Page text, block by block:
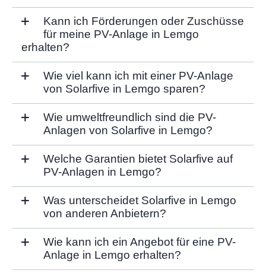
Kann ich Förderungen oder Zuschüsse
für meine PV-Anlage in Lemgo
erhalten?
Wie viel kann ich mit einer PV-Anlage
von Solarfive in Lemgo sparen?
Wie umweltfreundlich sind die PV-
Anlagen von Solarfive in Lemgo?
Welche Garantien bietet Solarfive auf
PV-Anlagen in Lemgo?
Was unterscheidet Solarfive in Lemgo
von anderen Anbietern?
Wie kann ich ein Angebot für eine PV-
Anlage in Lemgo erhalten?